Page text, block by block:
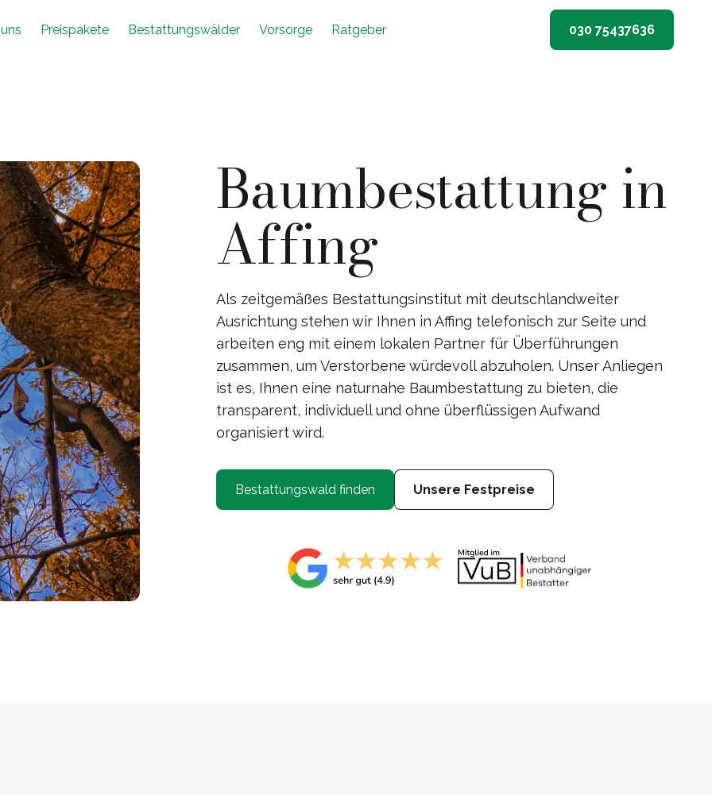
Preispakete Bestattungswälder Vorsorge Ratgeber 030 75437636
Baumbestattung in
Affing
Als zeitgemäßes Bestattungsinstitut mit deutschlandweiter
Ausrichtung stehen wir Ihnen in Affing telefonisch zur Seite und
arbeiten eng mit einem lokalen Partner für Überführungen
zusammen, um Verstorbene würdevoll abzuholen. Unser Anliegen
ist es, Ihnen eine naturnahe Baumbestattung zu bieten, die
transparent, individuell und ohne überflüssigen Aufwand
organisiert wird.
Bestattungswald finden Unsere Festpreise